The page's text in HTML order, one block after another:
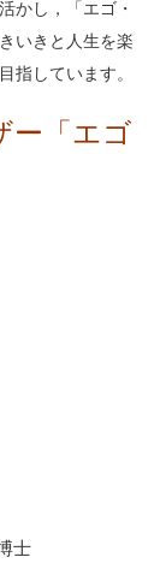
かし，「エゴ・
いきと人生を楽
指しています。
ー「エゴ
士